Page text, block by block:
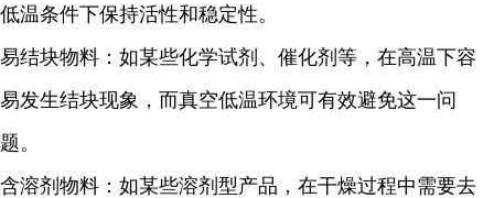
低温条件下保持活性和稳定性。
易结块物料：如某些化学试剂、催化剂等，在高温下容
易发生结块现象，而真空低温环境可有效避免这一问
题。
含溶剂物料：如某些溶剂型产品，在干燥过程中需要去